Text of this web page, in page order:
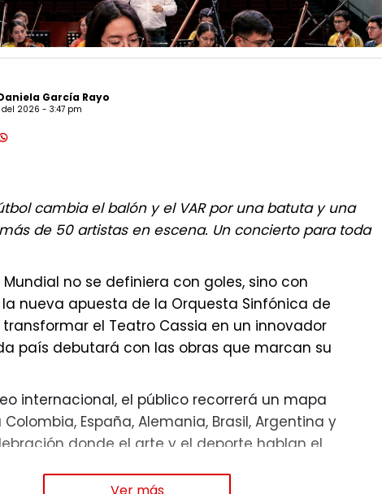
García Rayo
2026 - 3:47 pm
cambia el balón y el VAR por una batuta y una
de 50 artistas en escena. Un concierto para toda
no se definiera con goles, sino con
la nueva apuesta de la Orquesta Sinfónica de
el Teatro Cassia en un innovador
país debutará con las obras que marcan su
internacional, el público recorrerá un mapa
España, Alemania, Brasil, Argentina y
donde el arte y el deporte hablan el